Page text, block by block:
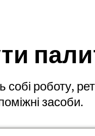
собі роботу,
засоби.